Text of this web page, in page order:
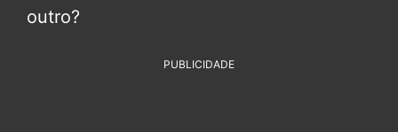
outro?
PUBLICIDADE